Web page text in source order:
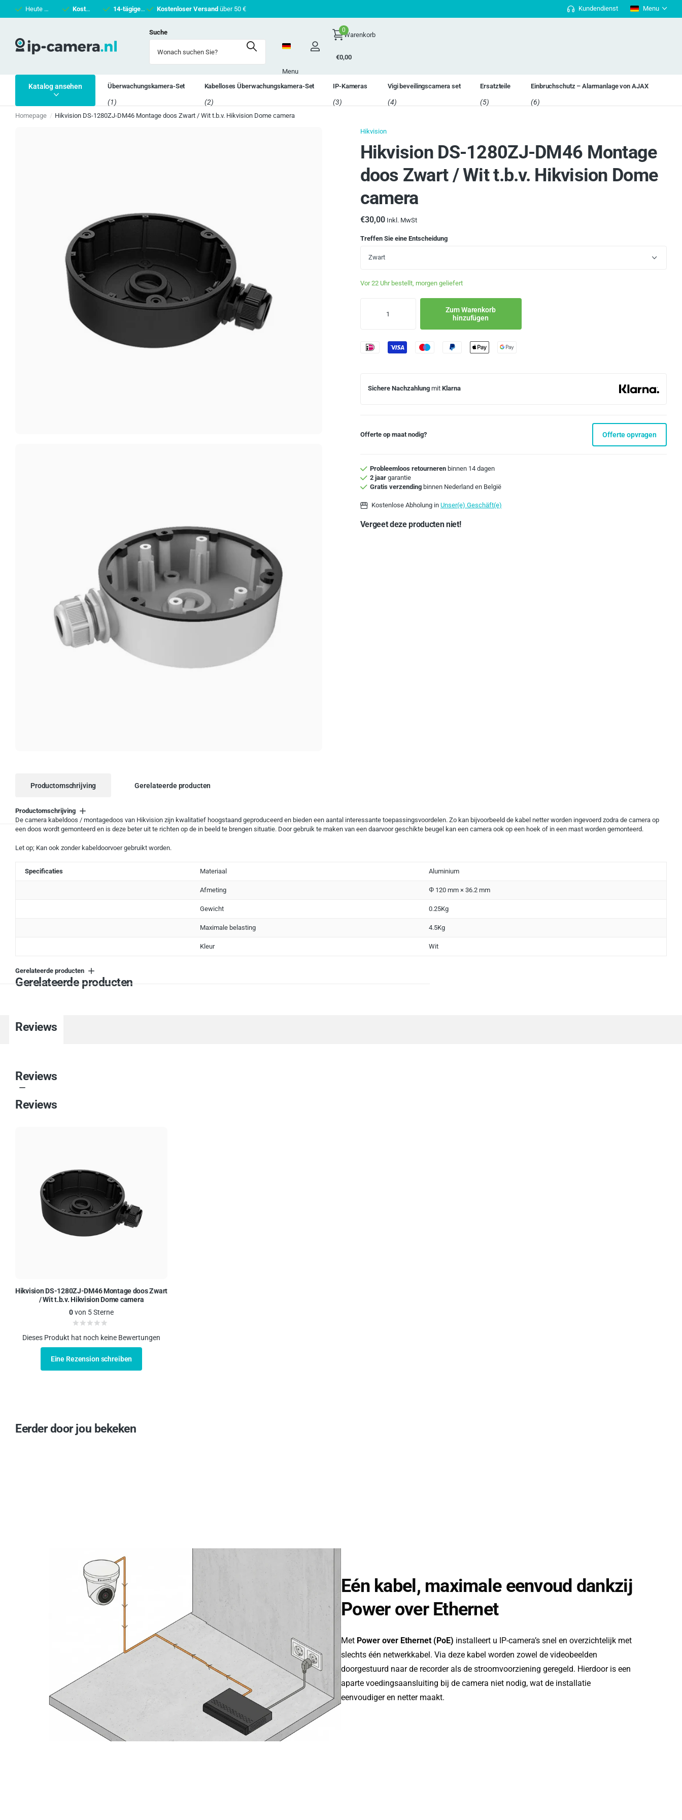
Heute vor 16 Uhr bestellt , morgen geliefert
Kostenloser Versand über 50 €
14-tägiges Rückgaberecht. Nicht zufrieden? Geld zurück!
Kostenloser Versandüber 50 € 14-tägiges Rückgaberecht. Nicht
Kundendienst Menu
Suche
Menu
Warenkorb
0
€0,00
Katalog ansehen Überwachungskamera-Set
(1)
Kabelloses Überwachungskamera-Set
(2)
IP-Kameras
(3)
Vigi beveilingscamera set
(4)
Ersatzteile
(5)
Einbruchschutz – Alarmanlage von AJAX
(6)
Homepage Hikvision DS-1280ZJ-DM46 Montage doos Zwart / Wit t.b.v. Hikvision Dome camera
Hikvision
Hikvision DS-1280ZJ-DM46 Montage
doos Zwart / Wit t.b.v. Hikvision Dome
camera
€30,00 Inkl. MwSt
Treffen Sie eine Entscheidung
Zwart
Vor 22 Uhr bestellt, morgen geliefert
Zum Warenkorb
hinzufügen
Sichere Nachzahlungmit Klarna
Offerte op maat nodig? Offerte opvragen
Probleemloos retourneren binnen 14 dagen
2 jaar garantie
Gratis verzending binnen Nederland en België
Kostenlose Abholung inUnser(e) Geschäft(e)
Vergeet deze producten niet!
Productomschrijving Gerelateerde producten
Productomschrijving
De camera kabeldoos / montagedoos van Hikvision zijn kwalitatief hoogstaand geproduceerd en bieden een aantal interessante toepassingsvoordelen. Zo kan bijvoorbeeld de kabel netter worden ingevoerd zodra de camera op
een doos wordt gemonteerd en is deze beter uit te richten op de in beeld te brengen situatie. Door gebruik te maken van een daarvoor geschikte beugel kan een camera ook op een hoek of in een mast worden gemonteerd.
Let op; Kan ook zonder kabeldoorvoer gebruikt worden.
Specificaties Materiaal Aluminium
Afmeting Φ 120 mm × 36.2 mm
Gewicht 0.25Kg
Maximale belasting 4.5Kg
Kleur Wit
Gerelateerde producten
Gerelateerde producten
Reviews
Reviews
Reviews
Hikvision DS-1280ZJ-DM46 Montage doos Zwart
/ Wit t.b.v. Hikvision Dome camera
0von 5 Sterne
Dieses Produkt hat noch keine Bewertungen
Eine Rezension schreiben
Eerder door jou bekeken
Eén kabel, maximale eenvoud dankzij
Power over Ethernet
Met Power over Ethernet (PoE) installeert u IP-camera’s snel en overzichtelijk met
slechts één netwerkkabel. Via deze kabel worden zowel de videobeelden
doorgestuurd naar de recorder als de stroomvoorziening geregeld. Hierdoor is een
aparte voedingsaansluiting bij de camera niet nodig, wat de installatie
eenvoudiger en netter maakt.